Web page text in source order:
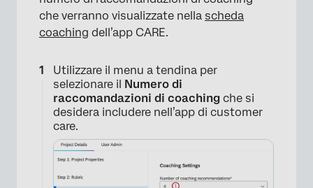
che verranno visualizzate nella scheda
coaching dell’app CARE.
Utilizzare il menu a tendina per
selezionare il
Numero di
raccomandazioni di coaching che si
desidera includere nell’app di customer
care.